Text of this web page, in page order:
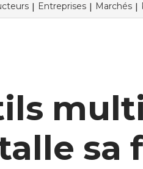
Entreprises Marchés
sa